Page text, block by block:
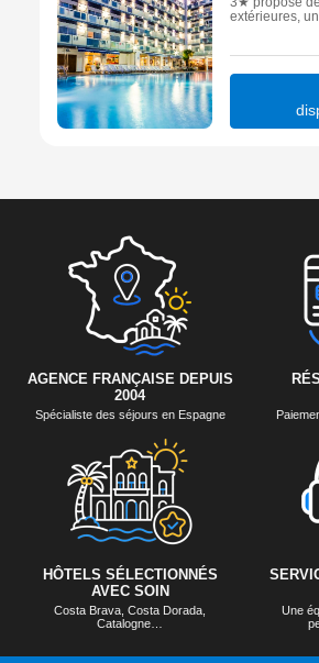
extérieures,
font un
et bien
séjour de
Barcelona à
AGENCE FRANÇAISE DEPUIS
2004
Spécialiste des séjours en Espagne
HÔTELS SÉLECTIONNÉS
AVEC SOIN
Costa Brava, Costa Dorada,
Catalogne…
Une